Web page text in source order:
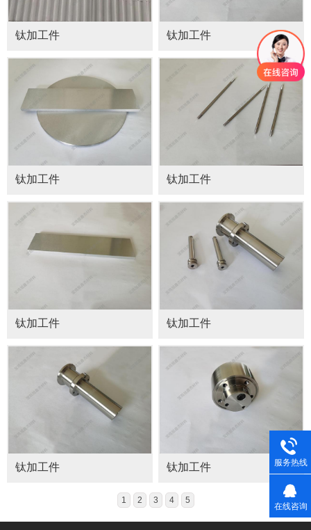
钛加工件 钛加工件
钛加工件 钛加工件
钛加工件 钛加工件
钛加工件 钛加工件
1 2 3 4 5
服务热线
在线咨询